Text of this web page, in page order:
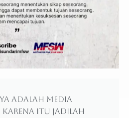
adalah media
karena itu jadilah